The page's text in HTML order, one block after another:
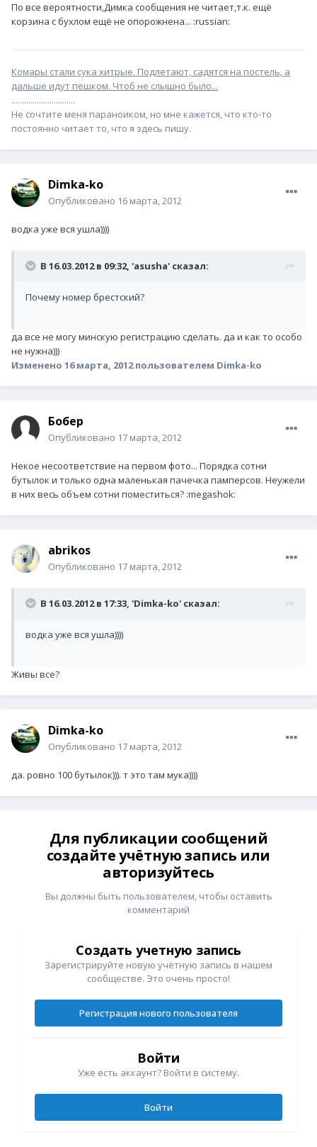
По все вероятности,Димка сообщения не читает,т.к. ещё
корзина с бухлом ещё не опорожнена... :russian:
Комары стали сука хитрые. Подлетают, садятся на постель, а
дальше идут пешком. Чтоб не слышно было...
..............................
Не сочтите меня пapaноиком, но мне кажется, что кто-то
постоянно читает то, что я здесь пишу.
Dimka-ko
Опубликовано 16 марта, 2012
водка уже вся ушла))))
В 16.03.2012 в 09:32, 'asusha' сказал:
Почему номер брестский?
да все не могу минскую регистрацию сделать. да и как то особо
не нужна)))
Изменено 16 марта, 2012пользователем Dimka-ko
Бобер
Опубликовано 17 марта, 2012
Некое несоответствие на первом фото... Порядка сотни
бутылок и только одна маленькая пачечка памперсов. Неужели
в них весь объем сотни поместиться? :megashok:
abrikos
Опубликовано 17 марта, 2012
В 16.03.2012 в 17:33, 'Dimka-ko' сказал:
водка уже вся ушла))))
Живы все?
Dimka-ko
Опубликовано 17 марта, 2012
да. ровно 100 бутылок))). т это там мука))))
Для публикации сообщений
создайте учётную запись или
авторизуйтесь
Вы должны быть пользователем, чтобы оставить
комментарий
Создать учетную запись
Зарегистрируйте новую учётную запись в нашем
сообществе. Это очень просто!
Регистрация нового пользователя
Войти
Уже есть аккаунт? Войти в систему.
Войти